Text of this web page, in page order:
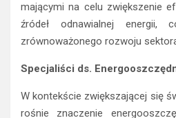
mającymi na celu zwiększenie
źródeł odnawialnej
zrównoważonego rozwoju
Specjaliści ds.
W kontekście zwiększającej się
rośnie znaczenie